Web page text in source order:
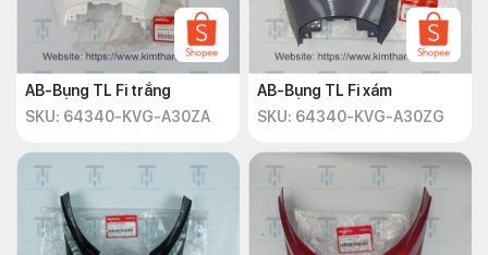
AB-Bụng TL Fi trắng
SKU: 64340-KVG-A30ZA
AB-Bụng TL Fi xám
SKU: 64340-KVG-A30ZG